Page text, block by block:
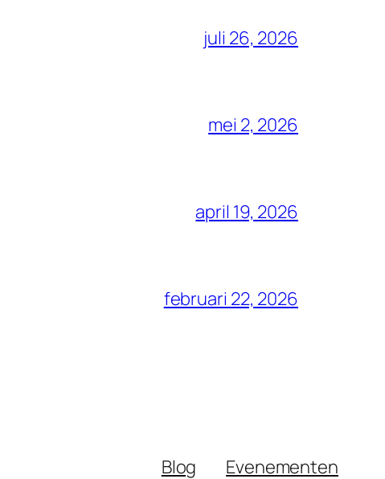
juli 26, 2026
mei 2, 2026
april 19, 2026
februari 22, 2026
Blog
Evenementen